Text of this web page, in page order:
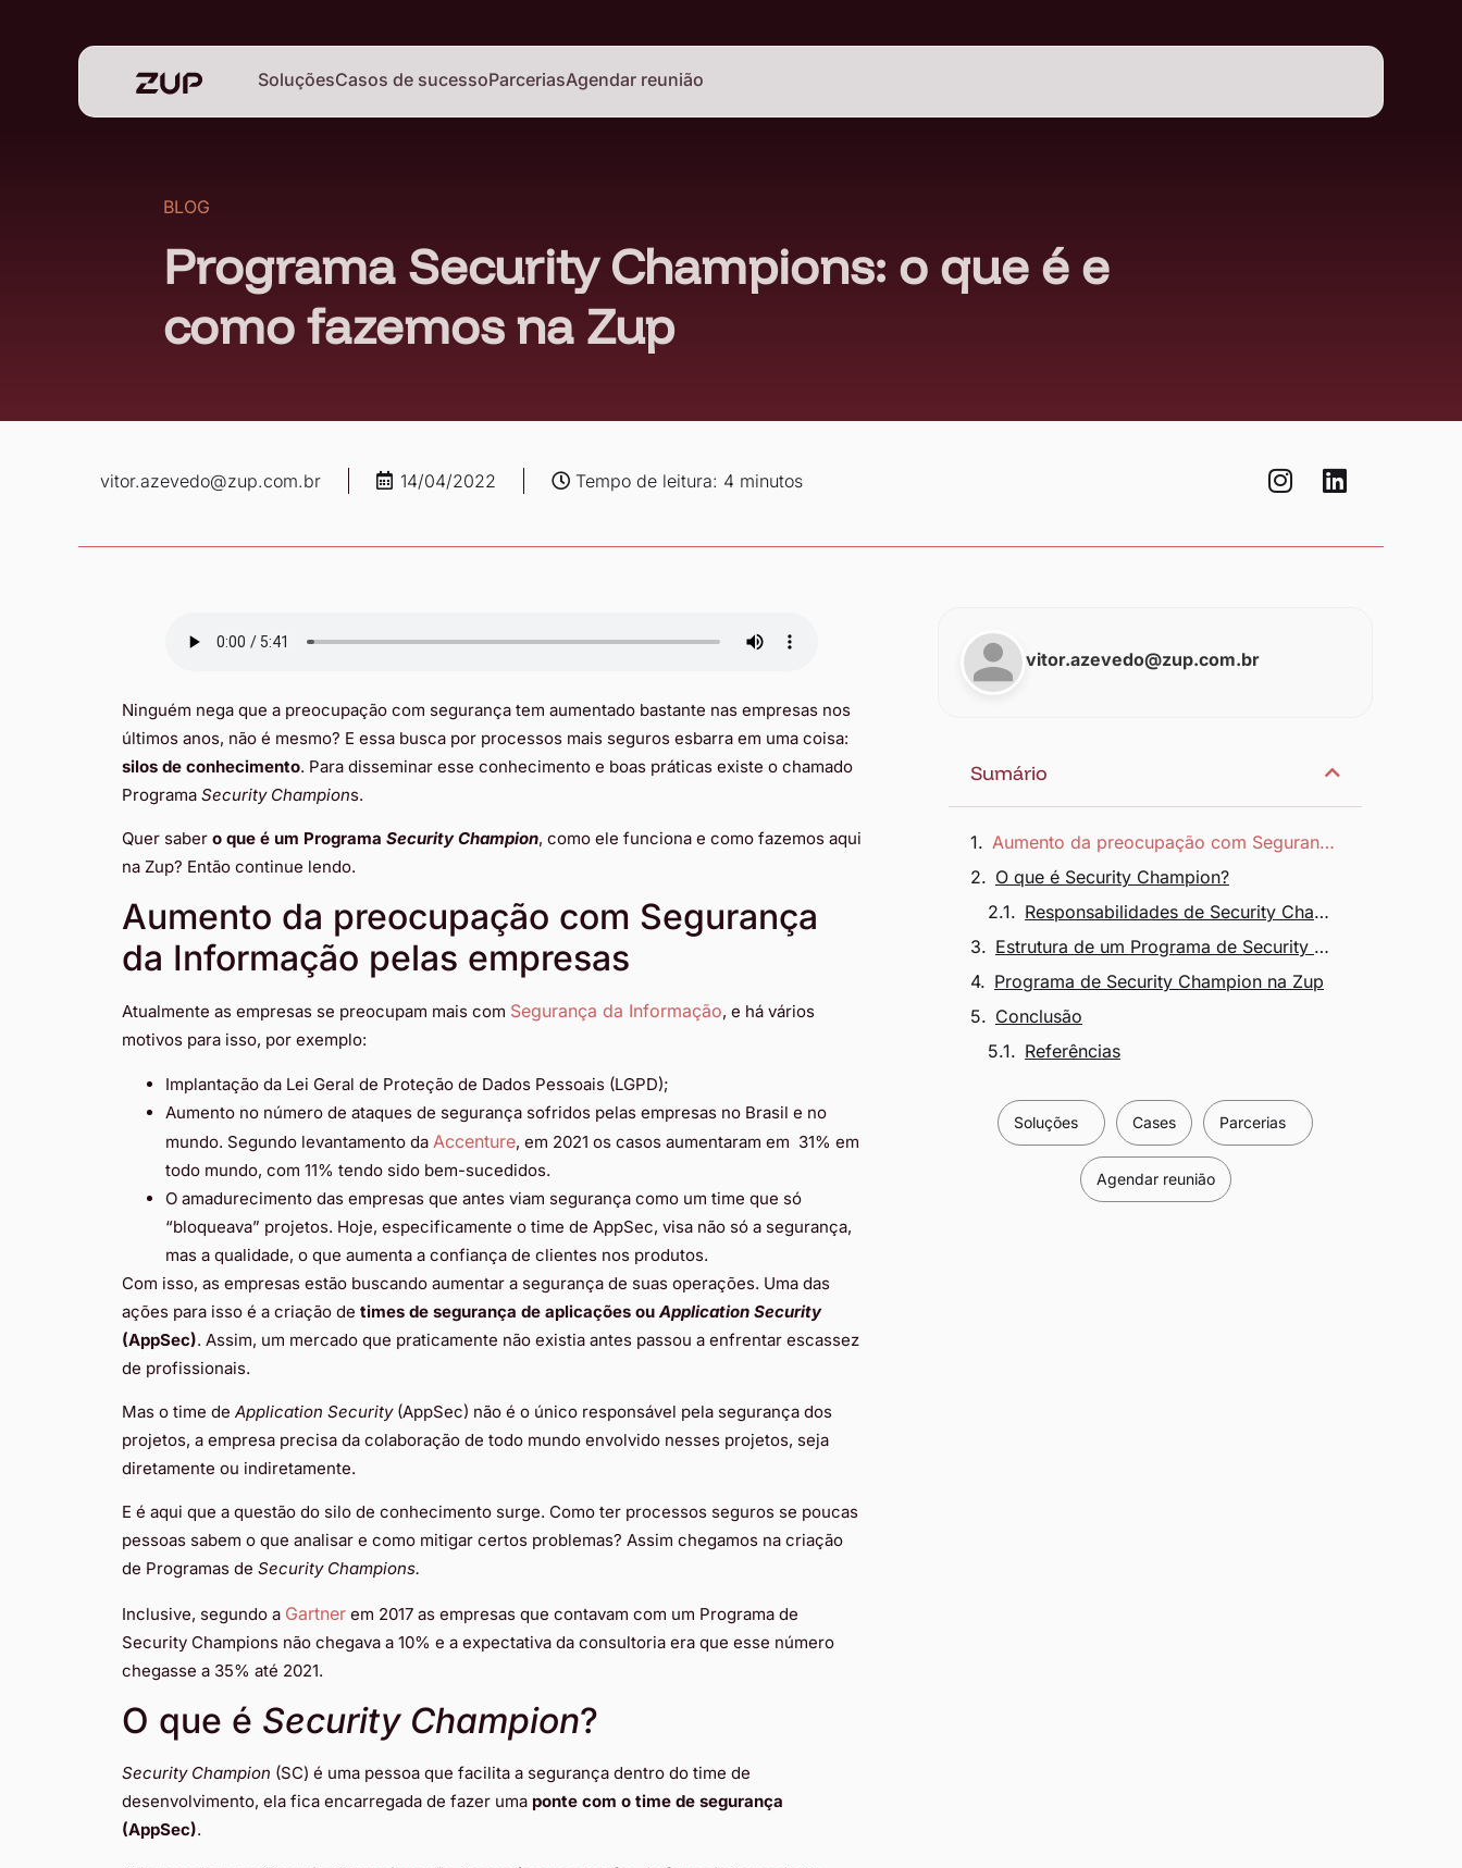
SoluçõesCasos de sucessoParceriasAgendar reunião
BLOG
Programa Security Champions: o que é e
como fazemos na Zup
vitor.azevedo@zup.com.br 14/04/2022 Tempo de leitura: 4 minutos
Ninguém nega que a preocupação com segurança tem aumentado bastante nas empresas nos
últimos anos, não é mesmo? E essa busca por processos mais seguros esbarra em uma coisa:
silos de conhecimento. Para disseminar esse conhecimento e boas práticas existe o chamado
Programa Security Champions.
Quer saber o que é um Programa Security Champion, como ele funciona e como fazemos aqui
na Zup? Então continue lendo.
Aumento da preocupação com Segurança
da Informação pelas empresas
Atualmente as empresas se preocupam mais com Segurança da Informação, e há vários
motivos para isso, por exemplo:
Implantação da Lei Geral de Proteção de Dados Pessoais (LGPD);
Aumento no número de ataques de segurança sofridos pelas empresas no Brasil e no
mundo. Segundo levantamento da Accenture, em 2021 os casos aumentaram em 31% em
todo mundo, com 11% tendo sido bem-sucedidos.
O amadurecimento das empresas que antes viam segurança como um time que só
“bloqueava” projetos. Hoje, especificamente o time de AppSec, visa não só a segurança,
mas a qualidade, o que aumenta a confiança de clientes nos produtos.
Com isso, as empresas estão buscando aumentar a segurança de suas operações. Uma das
ações para isso é a criação de times de segurança de aplicações ou Application Security
(AppSec). Assim, um mercado que praticamente não existia antes passou a enfrentar escassez
de profissionais.
Mas o time de Application Security (AppSec) não é o único responsável pela segurança dos
projetos, a empresa precisa da colaboração de todo mundo envolvido nesses projetos, seja
diretamente ou indiretamente.
E é aqui que a questão do silo de conhecimento surge. Como ter processos seguros se poucas
pessoas sabem o que analisar e como mitigar certos problemas? Assim chegamos na criação
de Programas de Security Champions.
Inclusive, segundo a Gartner em 2017 as empresas que contavam com um Programa de
Security Champions não chegava a 10% e a expectativa da consultoria era que esse número
chegasse a 35% até 2021.
O que é Security Champion?
Security Champion (SC) é uma pessoa que facilita a segurança dentro do time de
desenvolvimento, ela fica encarregada de fazer uma ponte com o time de segurança
(AppSec).
vitor.azevedo@zup.com.br
Sumário
Aumento da preocupação com Segurança da Informação pelas empresas
O que é Security Champion?
Responsabilidades de Security Champions
Estrutura de um Programa de Security Champion
Programa de Security Champion na Zup
Conclusão
Referências
Soluções Cases Parcerias
Agendar reunião